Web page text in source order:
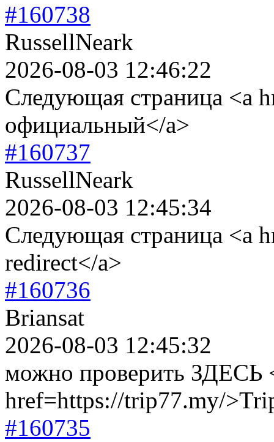
#160738
RussellNeark
2026-08-03 12:46:22
Следующая страница <a
официальный</a>
#160737
RussellNeark
2026-08-03 12:45:34
Следующая страница <a
redirect</a>
#160736
Briansat
2026-08-03 12:45:32
можно проверить ЗДЕСЬ
href=https://trip77.my/
#160735